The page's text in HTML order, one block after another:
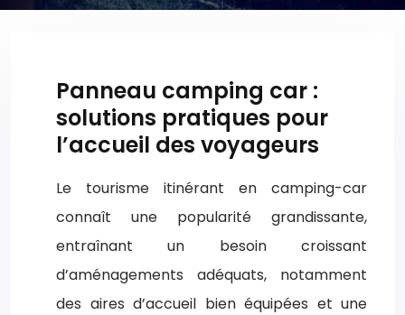
Panneau camping car :
solutions pratiques pour
l’accueil des voyageurs
Le tourisme itinérant en camping-car
connaît une popularité grandissante,
entraînant un besoin croissant
d’aménagements adéquats, notamment
des aires d’accueil bien équipées et une